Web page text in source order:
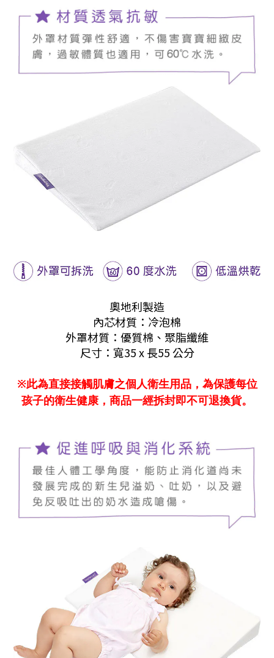
奧地利製造
內芯材質：冷泡棉
外罩材質：優質棉、聚脂纖維
尺寸：寬35 x 長55 公分
※此為直接接觸肌膚之個人衛生用品，為保護每位
孩子的衛生健康，商品一經拆封即不可退換貨。